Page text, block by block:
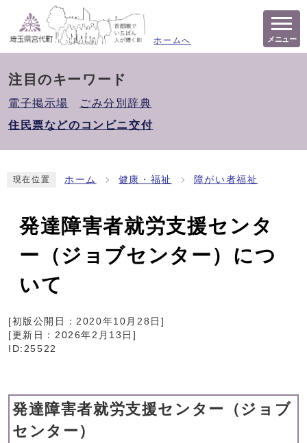
ホームへ メニュー
注目のキーワード
電子掲示場
ごみ分別辞典
住民票などのコンビニ交付
現在位置 ホーム 健康・福祉 障がい者福祉
発達障害者就労支援センタ
ー（ジョブセンター）につ
いて
[初版公開日：2020年10月28日 ]
[更新日： 2026年2月13日 ]
ID:25522
発達障害者就労支援センター（ジョブ
センター）